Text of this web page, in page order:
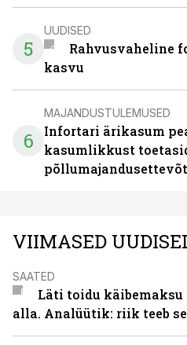
5
UUDISED
Rahvusvaheline
kasvu
6
MAJANDUSTULEMUSED
Infortari ärikasum
kasumlikkust
VIIMASED
SAATED
Läti toidu
alla. Analüütik: riik teeb